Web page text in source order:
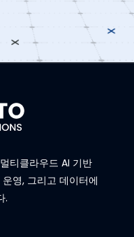
티클라우드 AI 기반
영, 그리고 데이터에
.